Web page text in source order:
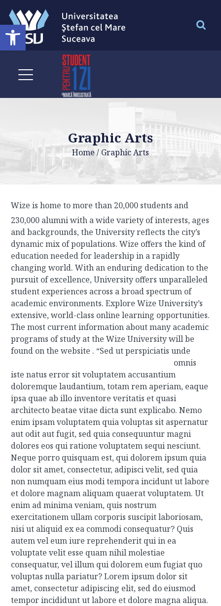
Deschide bara de unelte
Graphic Arts
Home/ Graphic Arts
Wize is home to more than 20,000 students and
230,000 alumni with a wide variety of interests, ages
and backgrounds, the University reflects the city’s
dynamic mix of populations. Wize offers the kind of
education needed for leadership in a rapidly
changing world. With an enduring dedication to the
pursuit of excellence, University offers unparalleled
student experiences across a broad spectrum of
academic environments. Explore Wize University’s
extensive, world-class online learning opportunities.
The most current information about many academic
programs of study at the Wize University will be
found on the website . “Sed ut perspiciatis unde
omnis
iste natus error sit voluptatem accusantium
doloremque laudantium, totam rem aperiam, eaque
ipsa quae ab illo inventore veritatis et quasi
architecto beatae vitae dicta sunt explicabo. Nemo
enim ipsam voluptatem quia voluptas sit aspernatur
aut odit aut fugit, sed quia consequuntur magni
dolores eos qui ratione voluptatem sequi nesciunt.
Neque porro quisquam est, qui dolorem ipsum quia
dolor sit amet, consectetur, adipisci velit, sed quia
non numquam eius modi tempora incidunt ut labore
et dolore magnam aliquam quaerat voluptatem. Ut
enim ad minima veniam, quis nostrum
exercitationem ullam corporis suscipit laboriosam,
nisi ut aliquid ex ea commodi consequatur? Quis
autem vel eum iure reprehenderit qui in ea
voluptate velit esse quam nihil molestiae
consequatur, vel illum qui dolorem eum fugiat quo
voluptas nulla pariatur?Lorem ipsum dolor sit
amet, consectetur adipiscing elit, sed do eiusmod
tempor incididunt ut labore et dolore magna aliqua.